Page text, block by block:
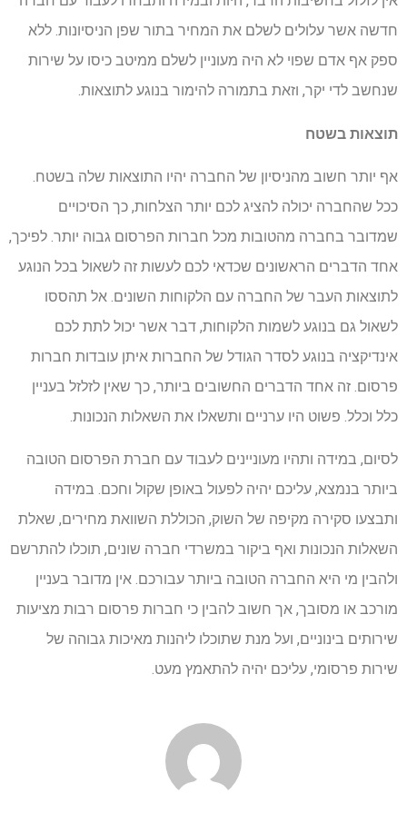
חדשה אשר עלולים לשלם את המחיר בתור שפן הניסיונות. ללא
ספק אף אדם שפוי לא היה מעוניין לשלם ממיטב כיסו על שירות
שנחשב לדי יקר, וזאת בתמורה להימור בנוגע לתוצאות.
תוצאות בשטח
אף יותר חשוב מהניסיון של החברה יהיו התוצאות שלה בשטח.
ככל שהחברה יכולה להציג לכם יותר הצלחות, כך הסיכויים
שמדובר בחברה מהטובות מכל חברות הפרסום גבוה יותר. לפיכך,
אחד הדברים הראשונים שכדאי לכם לעשות זה לשאול בכל הנוגע
לתוצאות העבר של החברה עם הלקוחות השונים. אל תהססו
לשאול גם בנוגע לשמות הלקוחות, דבר אשר יכול לתת לכם
אינדיקציה בנוגע לסדר הגודל של החברות איתן עובדות חברות
פרסום. זה אחד הדברים החשובים ביותר, כך שאין לזלזל בעניין
כלל וכלל. פשוט היו ערניים ותשאלו את השאלות הנכונות.
לסיום, במידה ותהיו מעוניינים לעבוד עם חברת הפרסום הטובה
ביותר בנמצא, עליכם יהיה לפעול באופן שקול וחכם. במידה
ותבצעו סקירה מקיפה של השוק, הכוללת השוואת מחירים, שאלת
השאלות הנכונות ואף ביקור במשרדי חברה שונים, תוכלו להתרשם
ולהבין מי היא החברה הטובה ביותר עבורכם. אין מדובר בעניין
מורכב או מסובך, אך חשוב להבין כי חברות פרסום רבות מציעות
שירותים בינוניים, ועל מנת שתוכלו ליהנות מאיכות גבוהה של
שירות פרסומי, עליכם יהיה להתאמץ מעט.